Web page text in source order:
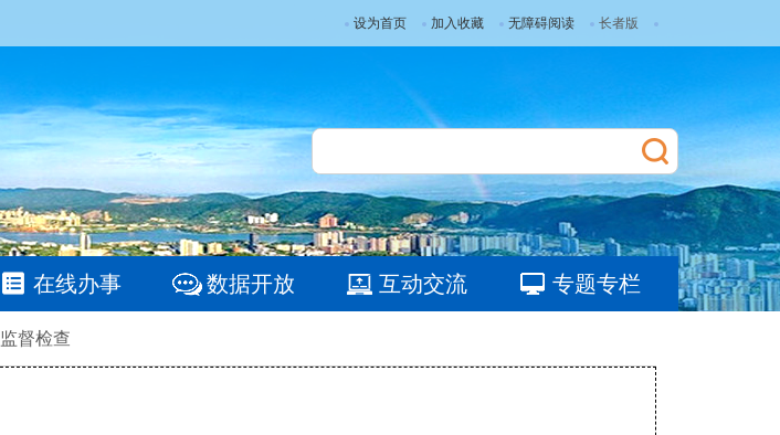
设为首页 加入收藏 无障碍阅读 长者版
在线办事 数据开放 互动交流 专题专栏
监督检查